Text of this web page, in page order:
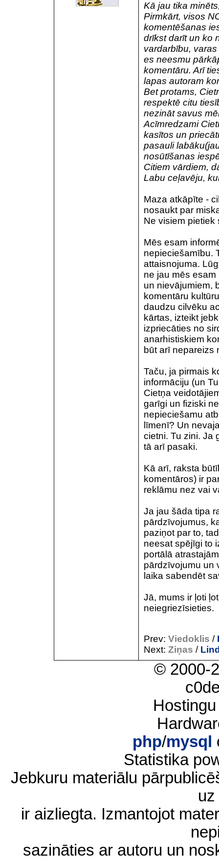
Kā jau tika
Pirmkārt, visos
komentēšanas
drīkst darīt un ko
vardarbību,
es neesmu
komentāru. Arī
lapas autoram
Bet protams,
respektē citu
nezināt savus
Acīmredzami
kasītos un
pasauli
nosūtīšanas
Citiem vārdiem,
Labu ceļavēju,
Maza atkāpīte -
nosaukt par
Ne visiem
Mēs esam
nepieciešamību.
attaisnojuma.
ne jau mēs
un nievājumiem,
komentāru
daudzu cilvēku
kārtas, izteikt
izpriecāties no
anarhistiskiem
būt arī nepareizs
Taču, ja pirmais
informāciju (un
Cietņa
garīgi un fiziski
nepieciešamu
līmenī? Un
cietni. Tu zini. Ja
tā arī pasaki.
Kā arī, raksta
komentāros) ir
reklāmu nez vai
Ja jau šāda tipa
pārdzīvojumus,
paziņot par to,
neesat spējīgi to
portālā
pārdzīvojumu un
laika sabendēt
Jā, mums ir ļoti
neiegriezīsieties.
Prev: Viedoklis /
Next: Ziņas /
© 2000-
php/mysql
Statistika
Jebkuru materiālu
ir aizliegta. Izmantojot
sazināties ar autoru un